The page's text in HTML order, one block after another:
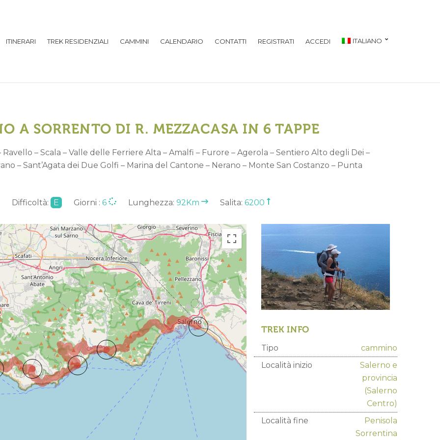
ITINERARI TREK RESIDENZIALI CAMMINI CALENDARIO CONTATTI REGISTRATI ACCEDI ITALIANO
A SORRENTO DI R. MEZZACASA IN 6 TAPPE
– Scala – Valle delle Ferriere Alta – Amalfi – Furore – Agerola – Sentiero Alto degli Dei –
– Sant’Agata dei Due Golfi – Marina del Cantone – Nerano – Monte San Costanzo – Punta
Difficoltà: E Giorni : 6 Lunghezza: 92Km Salita: 6200
TREK INFO
Tipo
cammino
Località inizio
Salerno e
provincia
(Salerno
Centro)
Località fine
Penisola
Sorrentina